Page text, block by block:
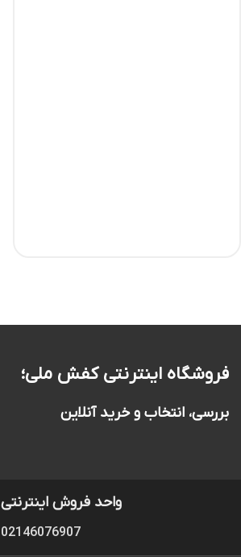
فروشگاه اینترنتی کفش ملی؛
بررسی، انتخاب و خرید آنلاین
واحد فروش اینترنتی
02146076907